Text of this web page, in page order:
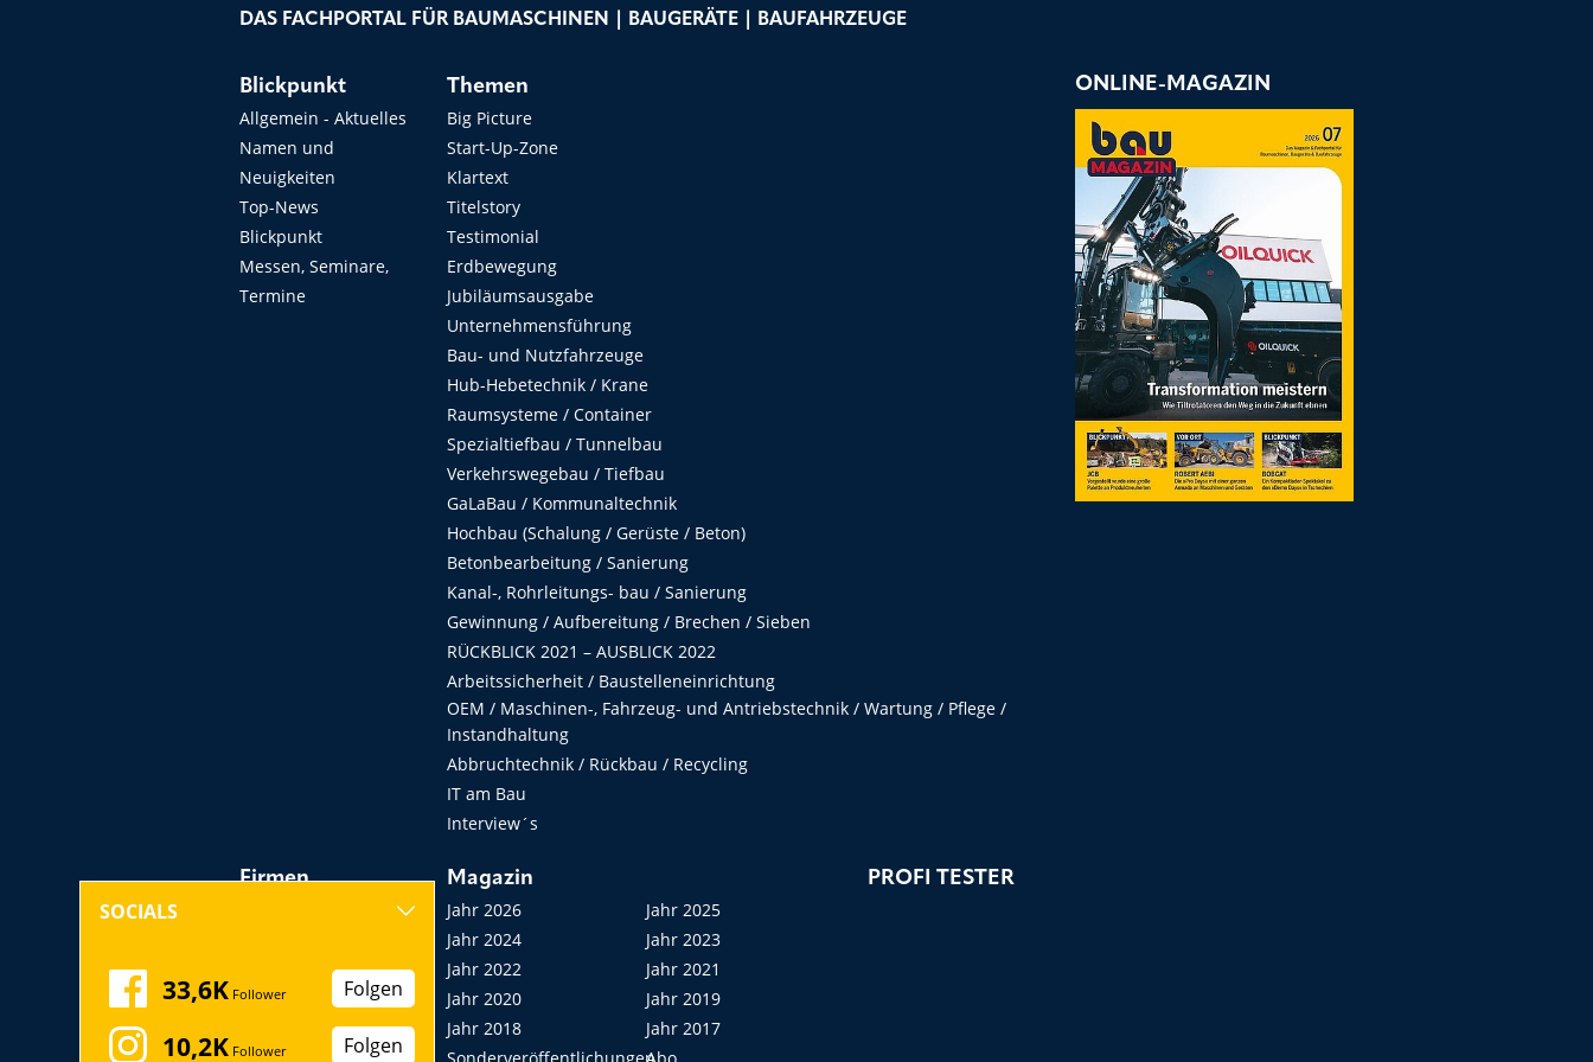
DAS FACHPORTAL FÜR BAUMASCHINEN | BAUGERÄTE | BAUFAHRZEUGE
Blickpunkt
Allgemein - Aktuelles
Namen und
Neuigkeiten
Top-News
Blickpunkt
Messen, Seminare,
Termine
Themen
Big Picture
Start-Up-Zone
Klartext
Titelstory
Testimonial
Erdbewegung
Jubiläumsausgabe
Unternehmensführung
Bau- und Nutzfahrzeuge
Hub-Hebetechnik / Krane
Raumsysteme / Container
Spezialtiefbau / Tunnelbau
Verkehrswegebau / Tiefbau
GaLaBau / Kommunaltechnik
Hochbau (Schalung / Gerüste / Beton)
Betonbearbeitung / Sanierung
Kanal-, Rohrleitungs- bau / Sanierung
Gewinnung / Aufbereitung / Brechen / Sieben
RÜCKBLICK 2021 – AUSBLICK 2022
Arbeitssicherheit / Baustelleneinrichtung
OEM / Maschinen-, Fahrzeug- und Antriebstechnik / Wartung / Pflege /
Instandhaltung
Abbruchtechnik / Rückbau / Recycling
IT am Bau
Interview´s
Firmen
Messen, Seminare,
Kongresse
Magazin
Jahr 2026
Jahr 2025
Jahr 2024
Jahr 2023
Jahr 2022
Jahr 2021
Jahr 2020
Jahr 2019
Jahr 2018
Jahr 2017
PROFI TESTER
ONLINE-MAGAZIN
SOCIALS
33,6K Follower Folgen
10,2K Follower Folgen